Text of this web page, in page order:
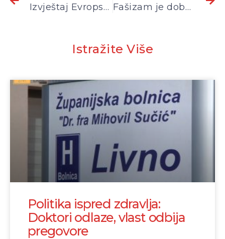
Izvještaj Evropskog komiteta za socijalna prava – BiH ne ispunjava niz odredbi Evropske socijalne povelje Fašizam je dobar ukoliko je naš?
Istražite Više
Politika ispred zdravlja:
Doktori odlaze, vlast odbija
pregovore